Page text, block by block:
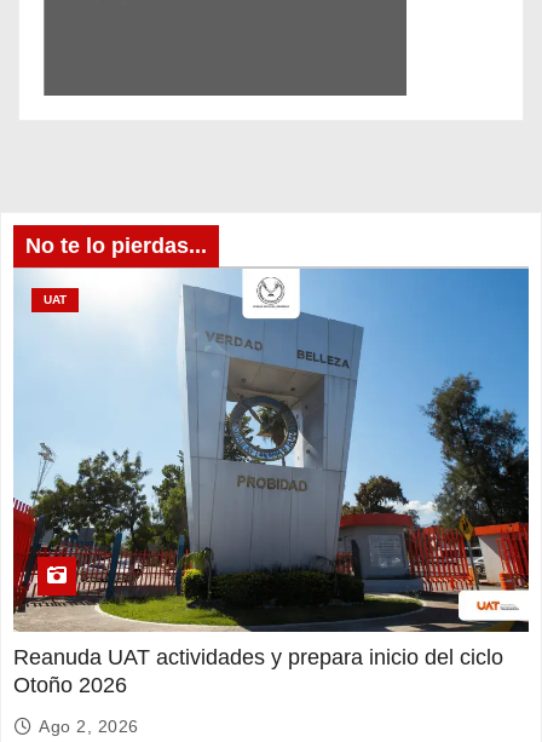
No te lo pierdas...
UAT
Reanuda UAT actividades y prepara inicio del ciclo
Otoño 2026
Ago 2, 2026